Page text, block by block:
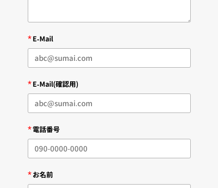
*E-Mail
*E-Mail(確認用)
*電話番号
*お名前